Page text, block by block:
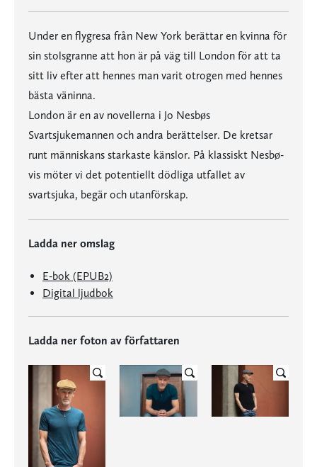
Under en flygresa från New York berättar en kvinna för
sin stolsgranne att hon är på väg till London för att ta
sitt liv efter att hennes man varit otrogen med hennes
bästa väninna.
London är en av novellerna i Jo Nesbøs
Svartsjukemannen och andra berättelser. De kretsar
runt människans starkaste känslor. På klassiskt Nesbø-
vis möter vi det potentiellt dödliga utfallet av
svartsjuka, begär och utanförskap.
Ladda ner omslag
E-bok (EPUB2)
Digital ljudbok
Ladda ner foton av författaren